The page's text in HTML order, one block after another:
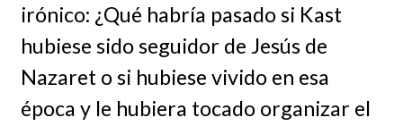
irónico: ¿Qué habría pasado si Kast
hubiese sido seguidor de Jesús de
Nazaret o si hubiese vivido en esa
época y le hubiera tocado organizar el